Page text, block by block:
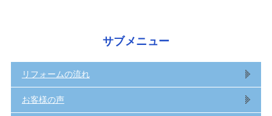
サブメニュー
リフォームの流れ
お客様の声